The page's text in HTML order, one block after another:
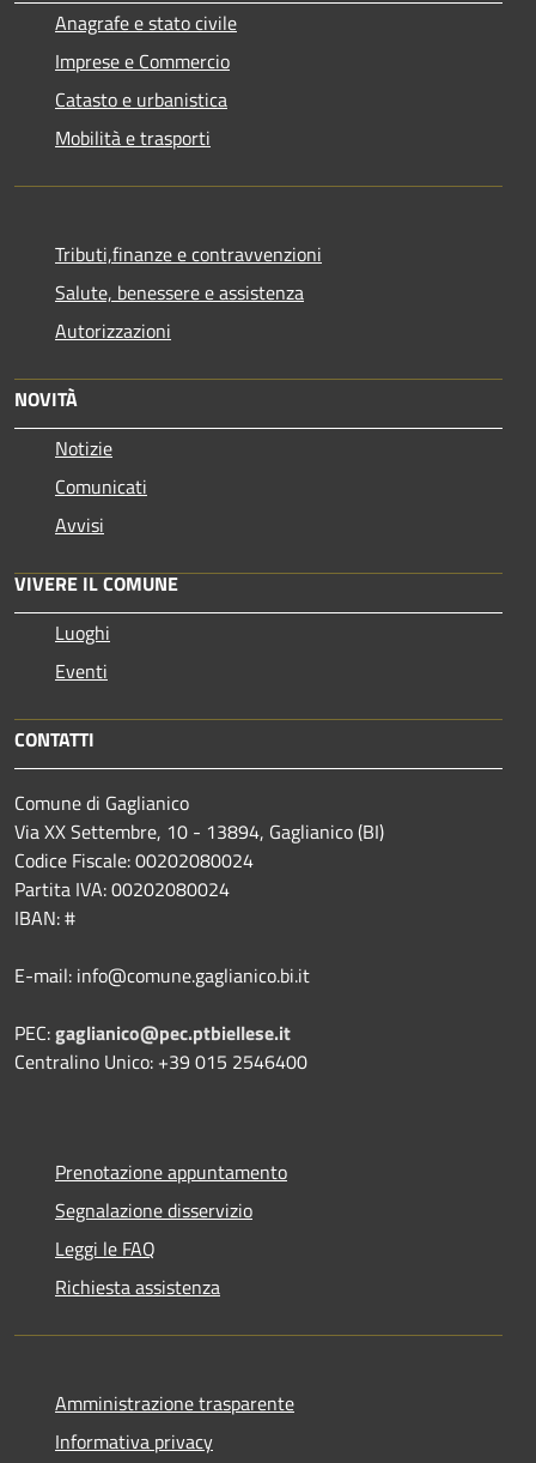
Anagrafe e stato civile
Imprese e Commercio
Catasto e urbanistica
Mobilità e trasporti
Tributi,finanze e contravvenzioni
Salute, benessere e assistenza
Autorizzazioni
NOVITÀ
Notizie
Comunicati
Avvisi
VIVERE IL COMUNE
Luoghi
Eventi
CONTATTI
Comune di Gaglianico
Via XX Settembre, 10 - 13894, Gaglianico (BI)
Codice Fiscale: 00202080024
Partita IVA: 00202080024
IBAN: #
E-mail: info@comune.gaglianico.bi.it
PEC:gaglianico@pec.ptbiellese.it
Centralino Unico: +39 015 2546400
Prenotazione appuntamento
Segnalazione disservizio
Leggi le FAQ
Richiesta assistenza
Amministrazione trasparente
Informativa privacy